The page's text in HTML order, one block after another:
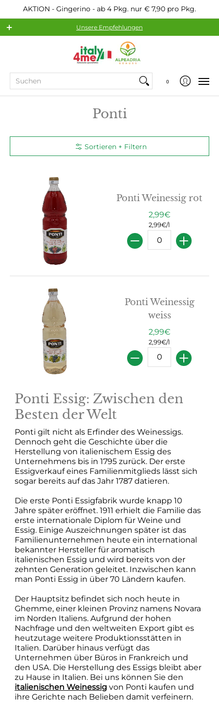
AKTION - Gingerino - ab 4 Pkg. nur € 7,90 pro Pkg.
Unsere Empfehlungen
Suchen
0
Ponti
Sortieren + Filtern
Ponti Weinessig rot
2,99€
2,99€/l
Menge
Ponti Weinessig
weiss
2,99€
2,99€/l
Menge
Ponti Essig: Zwischen den
Besten der Welt
Ponti gilt nicht als Erfinder des Weinessigs.
Dennoch geht die Geschichte über die
Herstellung von italienischem Essig des
Unternehmens bis in 1795 zurück. Der erste
Essigverkauf eines Familienmitglieds lässt sich
sogar bereits auf das Jahr 1787 datieren.
Die erste Ponti Essigfabrik wurde knapp 10
Jahre später eröffnet. 1911 erhielt die Familie das
erste internationale Diplom für Weine und
Essig. Einige Auszeichnungen später ist das
Familienunternehmen heute ein international
bekannter Hersteller für aromatisch
italienischen Essig und wird bereits von der
zehnten Generation geleitet. Inzwischen kann
man Ponti Essig in über 70 Ländern kaufen.
Der Hauptsitz befindet sich noch heute in
Ghemme, einer kleinen Provinz namens Novara
im Norden Italiens. Aufgrund der hohen
Nachfrage und den weltweiten Export gibt es
heutzutage weitere Produktionsstätten in
Italien. Darüber hinaus verfügt das
Unternehmen über Büros in Frankreich und
den USA. Die Herstellung des Essigs bleibt aber
zu Hause in Italien. Bei uns können Sie den
italienischen Weinessig von Ponti kaufen und
ihre Gerichte nach Belieben damit verfeinern.